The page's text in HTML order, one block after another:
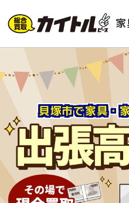
貝塚市で家具・